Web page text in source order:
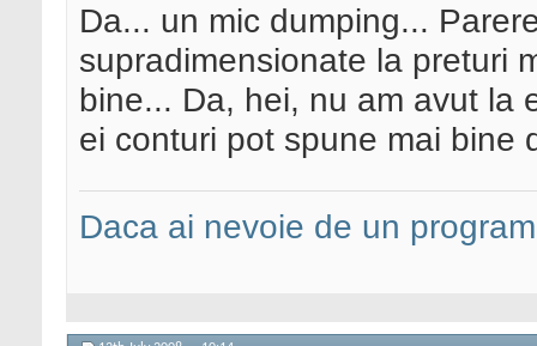
Da... un mic dumping...
supradimensionate la preturi
bine... Da, hei, nu am avut la
ei conturi pot spune mai bine
Daca ai nevoie de un